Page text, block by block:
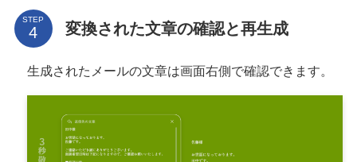
STEP 変換された文章の確認と再生成
生成されたメールの文章は画面右側で確認できます。